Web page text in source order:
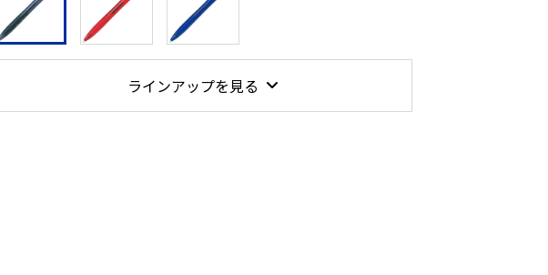
ラインアップを見る